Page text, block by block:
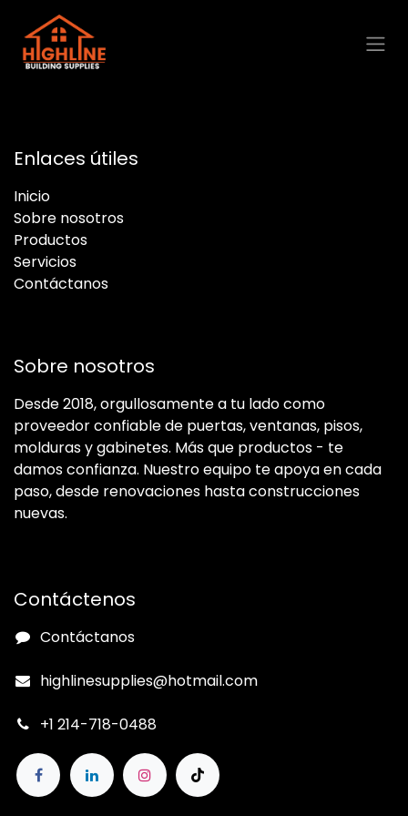
Ir al contenido
Enlaces útiles
Inicio
Sobre nosotros
Productos
Servicios
Contáctanos
Sobre nosotros
Desde 2018, orgullosamente a tu lado como
proveedor confiable de puertas, ventanas, pisos,
molduras y gabinetes. Más que productos - te
damos confianza. Nuestro equipo te apoya en cada
paso, desde renovaciones hasta construcciones
nuevas.
Contáctenos
Contáctanos
highlinesupplies@hotmail.com
+1 214-718-0488